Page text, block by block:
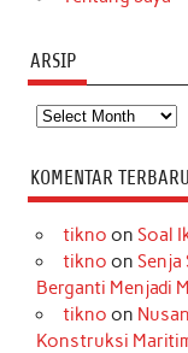
ARSIP
Arsip
KOMENTAR TERBARU
tikno on Soal
tikno on Senja
Berganti Menjadi
tikno on
Konstruksi